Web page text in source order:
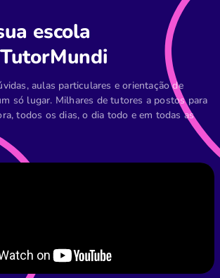
com simulações práticas, que
os conceitos em situações
no cotidiano escolar.
um centro de mediação
de um centro de mediação escolar
escola
aulas particulares e orientação de
só lugar. Milhares de tutores a postos para
todos os dias, o dia todo e em todas as